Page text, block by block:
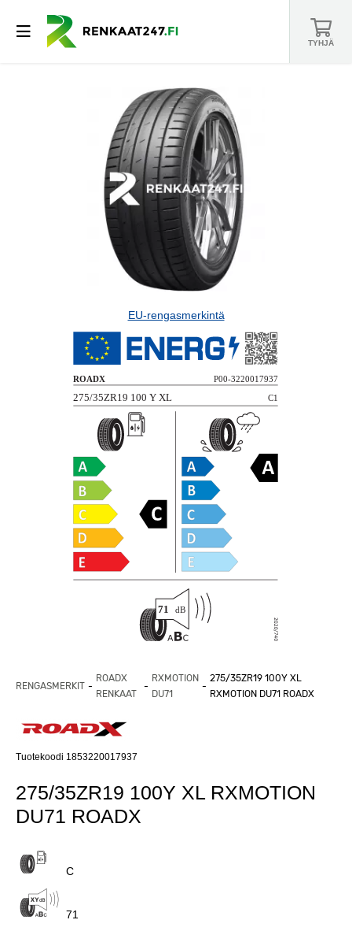
TYHJÄ
RENGASMERKIT
ROADX
RENKAAT
RXMOTION
DU71
275/35ZR19 100Y XL
RXMOTION DU71 ROADX
Tuotekoodi 1853220017937
275/35ZR19 100Y XL RXMOTION
DU71 ROADX
C
71
EU-rengasmerkintä